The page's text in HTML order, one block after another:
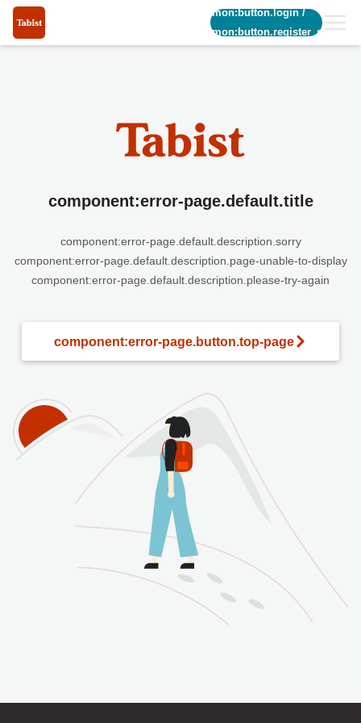
common:button.login/
common:button.register_short
component:error-page.default.title
component:error-page.default.description.sorry
component:error-page.default.description.page-unable-to-display
component:error-page.default.description.please-try-again
component:error-page.button.top-page